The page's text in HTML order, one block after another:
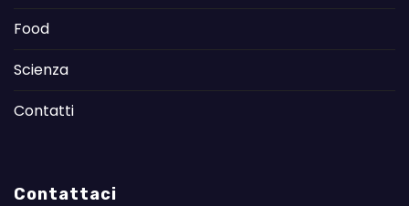
Food
Scienza
Contatti
Contattaci